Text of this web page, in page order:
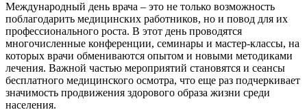
Международный день врача – это не только возможность
поблагодарить медицинских работников, но и повод для их
профессионального роста. В этот день проводятся
многочисленные конференции, семинары и мастер-классы, на
которых врачи обмениваются опытом и новыми методиками
лечения. Важной частью мероприятий становятся и сеансы
бесплатного медицинского осмотра, что еще раз подчеркивает
значимость продвижения здорового образа жизни среди
населения.